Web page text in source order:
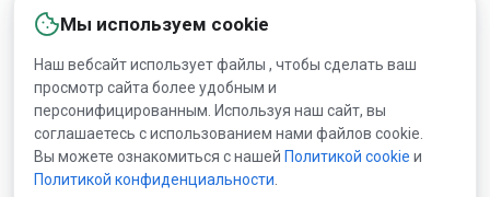
Мы используем cookie
Наш вебсайт использует файлы , чтобы сделать ваш
просмотр сайта более удобным и
персонифицированным. Используя наш сайт, вы
соглашаетесь с использованием нами файлов cookie.
Вы можете ознакомиться с нашей Политикой сookie и
Политикой конфиденциальности
Copyright © 2000-2026 Lesprom Network. Все права
защищены.
Запрещена публикация информации сайта без
получения предварительного одобрения публикации от